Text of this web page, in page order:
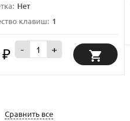
Нет
клавиш: 1
₽ - +
Сравнить все